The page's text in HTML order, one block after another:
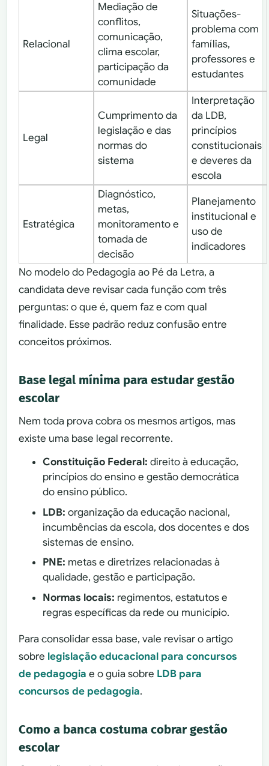
Relacional
Mediação de
conflitos,
comunicação,
clima escolar,
participação da
comunidade
Situações-
problema com
famílias,
professores e
estudantes
Legal
Cumprimento da
legislação e das
normas do
sistema
Interpretação
da LDB,
princípios
constitucionais
e deveres da
escola
Estratégica
Diagnóstico,
metas,
monitoramento e
tomada de
decisão
Planejamento
institucional e
uso de
indicadores
No modelo do Pedagogia ao Pé da Letra, a
candidata deve revisar cada função com três
perguntas: o que é, quem faz e com qual
finalidade. Esse padrão reduz confusão entre
conceitos próximos.
Base legal mínima para estudar gestão
escolar
Nem toda prova cobra os mesmos artigos, mas
existe uma base legal recorrente.
Constituição Federal: direito à educação,
princípios do ensino e gestão democrática
do ensino público.
LDB: organização da educação nacional,
incumbências da escola, dos docentes e dos
sistemas de ensino.
PNE: metas e diretrizes relacionadas à
qualidade, gestão e participação.
Normas locais: regimentos, estatutos e
regras específicas da rede ou município.
Para consolidar essa base, vale revisar o artigo
sobre legislação educacional para concursos
de pedagogia e o guia sobre LDB para
concursos de pedagogia.
Como a banca costuma cobrar gestão
escolar